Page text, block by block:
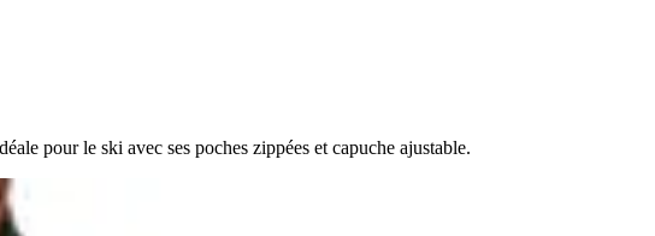
pour le ski avec ses poches zippées et capuche ajustable.